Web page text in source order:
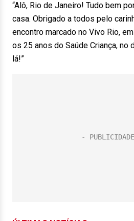
“Alô, Rio de Janeiro! Tudo bem
casa. Obrigado a todos pelo
encontro marcado no Vivo Rio,
os 25 anos do Saúde Criança, no
lá!”